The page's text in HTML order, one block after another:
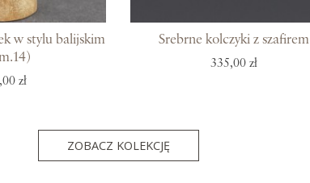
w stylu balijskim
zł
Srebrne kolczyki z szafirem
335,00 zł
ZOBACZ KOLEKCJĘ